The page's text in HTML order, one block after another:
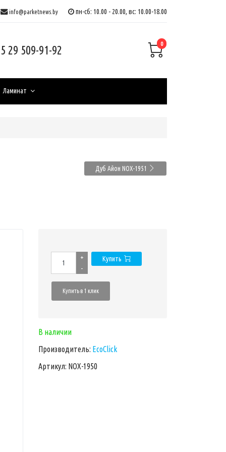
info@parketnews.by пн-сб: 10.00 - 20.00, вс: 10.00-18.00
29 509-91-92 0
Ламинат
Дуб Айон NOX-1951
+
-
Купить
Купить в 1 клик
В наличии
Производитель: EcoClick
Артикул: NOX-1950